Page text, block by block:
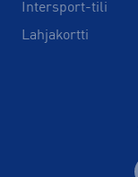
Intersport-tili
Lahjakortti